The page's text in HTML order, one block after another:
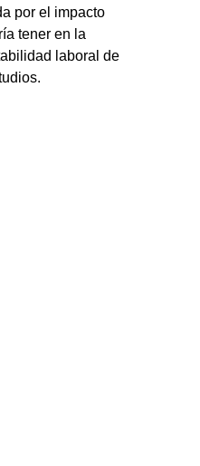
por el impacto
tener en la
laboral de